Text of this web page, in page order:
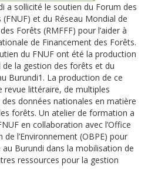
a sollicité le soutien du Forum des
et du Réseau Mondial de
Forêts (RMFFF) pour l’aider à
de Financement des Forêts.
du FNUF ont été la production
la gestion des forêts et du
Burundi1. La production de ce
revue littéraire, de multiples
données nationales en matière
forêts. Un atelier de formation a
en collaboration avec l’Office
l’Environnement (OBPE) pour
Burundi dans la mobilisation de
ressources pour la gestion